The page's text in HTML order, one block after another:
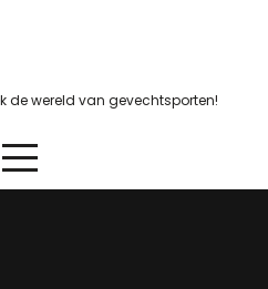
de wereld van gevechtsporten!